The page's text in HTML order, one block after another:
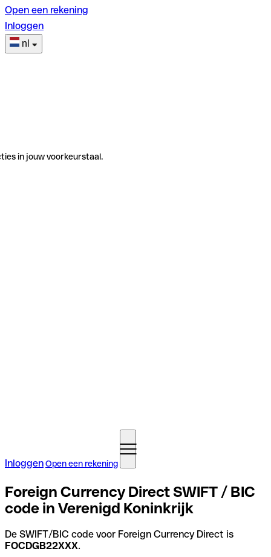
Open een rekening
Inloggen
nl
in jouw voorkeurstaal.
InloggenOpen een rekening
Foreign Currency Direct SWIFT / BIC
code in Verenigd Koninkrijk
De SWIFT/BIC code voor Foreign Currency Direct is
FOCDGB22XXX.